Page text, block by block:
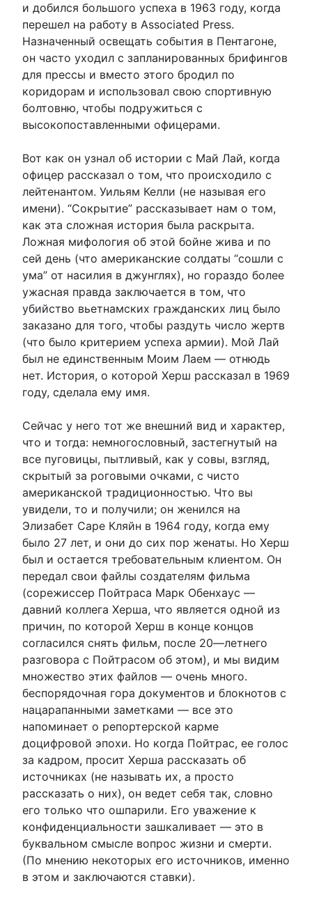
и добился большого успеха в 1963 году, когда
перешел на работу в Associated Press.
Назначенный освещать события в Пентагоне,
он часто уходил с запланированных брифингов
для прессы и вместо этого бродил по
коридорам и использовал свою спортивную
болтовню, чтобы подружиться с
высокопоставленными офицерами.
Вот как он узнал об истории с Май Лай, когда
офицер рассказал о том, что происходило с
лейтенантом. Уильям Келли (не называя его
имени). “Сокрытие” рассказывает нам о том,
как эта сложная история была раскрыта.
Ложная мифология об этой бойне жива и по
сей день (что американские солдаты “сошли с
ума” от насилия в джунглях), но гораздо более
ужасная правда заключается в том, что
убийство вьетнамских гражданских лиц было
заказано для того, чтобы раздуть число жертв
(что было критерием успеха армии). Мой Лай
был не единственным Моим Лаем — отнюдь
нет. История, о которой Херш рассказал в 1969
году, сделала ему имя.
Сейчас у него тот же внешний вид и характер,
что и тогда: немногословный, застегнутый на
все пуговицы, пытливый, как у совы, взгляд,
скрытый за роговыми очками, с чисто
американской традиционностью. Что вы
увидели, то и получили; он женился на
Элизабет Саре Кляйн в 1964 году, когда ему
было 27 лет, и они до сих пор женаты. Но Херш
был и остается требовательным клиентом. Он
передал свои файлы создателям фильма
(сорежиссер Пойтраса Марк Обенхаус —
давний коллега Херша, что является одной из
причин, по которой Херш в конце концов
согласился снять фильм, после 20—летнего
разговора с Пойтрасом об этом), и мы видим
множество этих файлов — очень много.
беспорядочная гора документов и блокнотов с
нацарапанными заметками — все это
напоминает о репортерской карме
доцифровой эпохи. Но когда Пойтрас, ее голос
за кадром, просит Херша рассказать об
источниках (не называть их, а просто
рассказать о них), он ведет себя так, словно
его только что ошпарили. Его уважение к
конфиденциальности зашкаливает — это в
буквальном смысле вопрос жизни и смерти.
(По мнению некоторых его источников, именно
в этом и заключаются ставки).